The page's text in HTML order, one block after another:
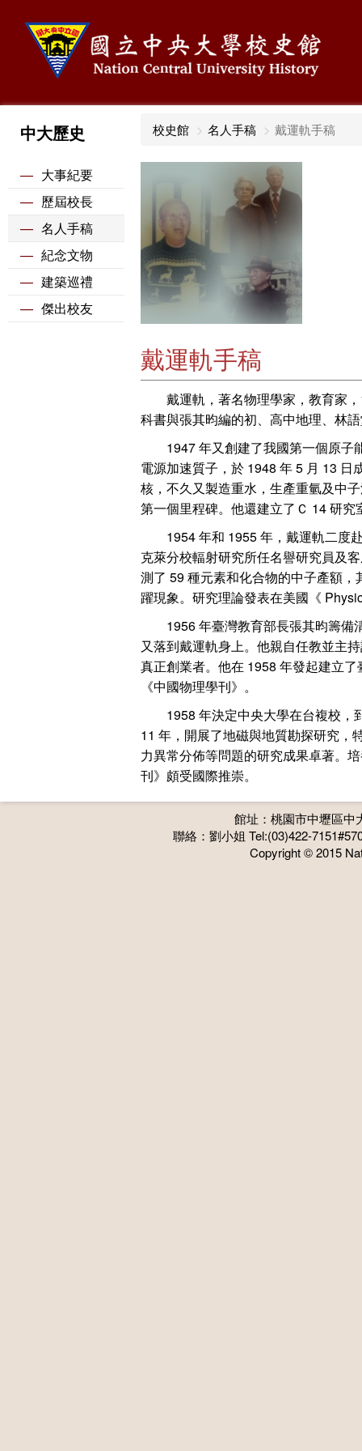
中大歷史
— 大事紀要
— 歷屆校長
— 名人手稿
— 紀念文物
— 建築巡禮
— 傑出校友
校史館 名人手稿 戴運軌手稿
戴運軌手稿
戴運軌，著名物理學家，教育家，
科書與張其昀編的初、高中地理、林
1947 年又創建了我國第一個原子
電源加速質子，於 1948 年 5 月 13
核，不久又製造重水，生產重氫及中
第一個里程碑。他還建立了Ｃ 14 研
1954 年和 1955 年，戴運軌二度赴
克萊分校輻射研究所任名譽研究員及
測了 59 種元素和化合物的中子產額
躍現象。研究理論發表在美國《
1956 年臺灣教育部長張其昀籌備
又落到戴運軌身上。他親自任教並主
真正創業者。他在 1958 年發起建立
《中國物理學刊》。
1958 年決定中央大學在台複校，
11 年，開展了地磁與地質勘探研究，
力異常分佈等問題的研究成果卓著。
刊》頗受國際推崇。
館址：桃園市中壢區中
聯絡：劉小姐 Tel:(03)422-
Copyright © 2015